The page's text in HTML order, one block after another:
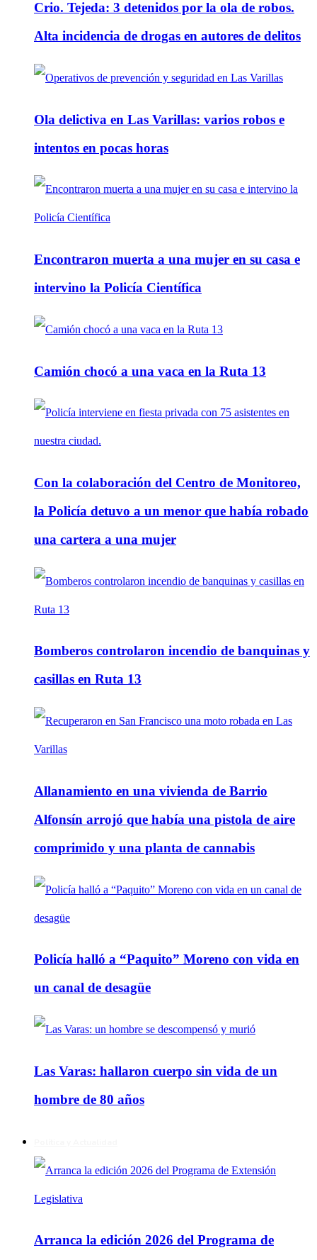
Crio. Tejeda: 3 detenidos por la ola de robos.
Alta incidencia de drogas en autores de delitos
Ola delictiva en Las Varillas: varios robos e
intentos en pocas horas
Encontraron muerta a una mujer en su casa e
intervino la Policía Científica
Camión chocó a una vaca en la Ruta 13
Con la colaboración del Centro de Monitoreo,
la Policía detuvo a un menor que había robado
una cartera a una mujer
Bomberos controlaron incendio de banquinas y
casillas en Ruta 13
Allanamiento en una vivienda de Barrio
Alfonsín arrojó que había una pistola de aire
comprimido y una planta de cannabis
Policía halló a “Paquito” Moreno con vida en
un canal de desagüe
Las Varas: hallaron cuerpo sin vida de un
hombre de 80 años
Arranca la edición 2026 del Programa de